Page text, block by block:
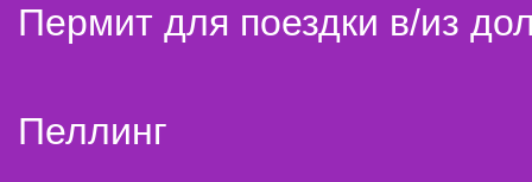
Пермит для поездки в/из
Пеллинг